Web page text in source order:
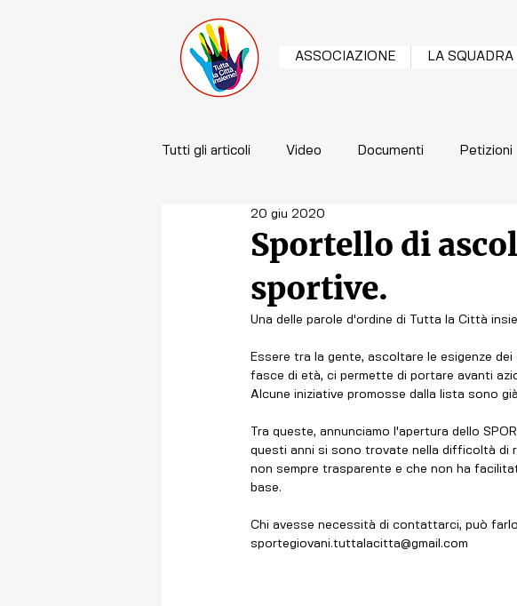
ASSOCIAZIONE LA SQUADRA
Tutti gli articoli Video Documenti Petizioni
Sportello di
sportive.
20 giu 2020
Una delle parole d'ordine di Tutta la Città
Essere tra la gente, ascoltare le esigenze
fasce di età, ci permette di portare avanti
Alcune iniziative promosse dalla lista sono
Tra queste, annunciamo l'apertura dello
questi anni si sono trovate nella difficoltà di
non sempre trasparente e che non ha
base.
Chi avesse necessità di contattarci, può
sportegiovani.tuttalacitta@gmail.com